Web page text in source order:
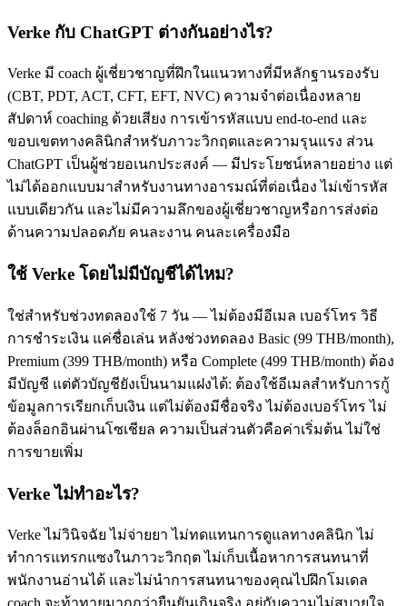
Verke กับ ChatGPT ต่างกันอย่างไร?
Verke มี coach ผู้เชี่ยวชาญที่ฝึกในแนวทางที่มีหลักฐานรองรับ
(CBT, PDT, ACT, CFT, EFT, NVC) ความจำต่อเนื่องหลาย
สัปดาห์ coaching ด้วยเสียง การเข้ารหัสแบบ end-to-end และ
ขอบเขตทางคลินิกสำหรับภาวะวิกฤตและความรุนแรง ส่วน
ChatGPT เป็นผู้ช่วยอเนกประสงค์ — มีประโยชน์หลายอย่าง แต่
ไม่ได้ออกแบบมาสำหรับงานทางอารมณ์ที่ต่อเนื่อง ไม่เข้ารหัส
แบบเดียวกัน และไม่มีความลึกของผู้เชี่ยวชาญหรือการส่งต่อ
ด้านความปลอดภัย คนละงาน คนละเครื่องมือ
ใช้ Verke โดยไม่มีบัญชีได้ไหม?
ใช่สำหรับช่วงทดลองใช้ 7 วัน — ไม่ต้องมีอีเมล เบอร์โทร วิธี
การชำระเงิน แค่ชื่อเล่น หลังช่วงทดลอง Basic (99 THB/month),
Premium (399 THB/month) หรือ Complete (499 THB/month) ต้อง
มีบัญชี แต่ตัวบัญชียังเป็นนามแฝงได้: ต้องใช้อีเมลสำหรับการกู้
ข้อมูลการเรียกเก็บเงิน แต่ไม่ต้องมีชื่อจริง ไม่ต้องเบอร์โทร ไม่
ต้องล็อกอินผ่านโซเชียล ความเป็นส่วนตัวคือค่าเริ่มต้น ไม่ใช่
การขายเพิ่ม
Verke ไม่ทำอะไร?
Verke ไม่วินิจฉัย ไม่จ่ายยา ไม่ทดแทนการดูแลทางคลินิก ไม่
ทำการแทรกแซงในภาวะวิกฤต ไม่เก็บเนื้อหาการสนทนาที่
พนักงานอ่านได้ และไม่นำการสนทนาของคุณไปฝึกโมเดล